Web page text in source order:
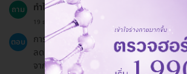
ถาม ทำไมควรทำคอร์สเลเซอร์กำจัดขนแขน?
19 ธ.ค. 2024
ตอบ
การกำจัดขนด้วยเลเซอร์ช่วยให้คุณมีผิวเรีย
ลดความยุ่งยากในการโกนหรือแว๊กซ์ และช่ว
จากการกำจัดขนแบบอื่น.